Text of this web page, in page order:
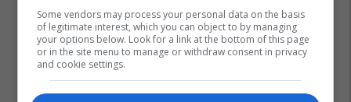
Some vendors may process your personal data on the basis
of legitimate interest, which you can object to by managing
your options below. Look for a link at the bottom of this page
or in the site menu to manage or withdraw consent in privacy
and cookie settings.